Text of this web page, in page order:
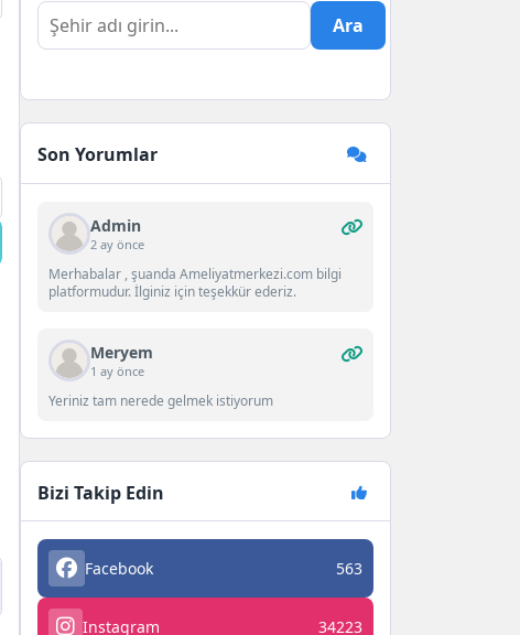
Ara
Son Yorumlar
Admin
2 ay önce
Merhabalar , şuanda Ameliyatmerkezi.com bilgi
platformudur. İlginiz için teşekkür ederiz.
Meryem
1 ay önce
Yeriniz tam nerede gelmek istiyorum
Bizi Takip Edin
Facebook 563
Instagram 34223